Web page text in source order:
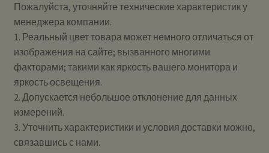
Пожалуйста, уточняйте технические характеристик у
менеджера компании.
1. Реальный цвет товара может немного отличаться от
изображения на сайте; вызванного многими
факторами; такими как яркость вашего монитора и
яркость освещения.
2. Допускается небольшое отклонение для данных
измерений.
3. Уточнить характеристики и условия доставки можно,
связавшись с нами.